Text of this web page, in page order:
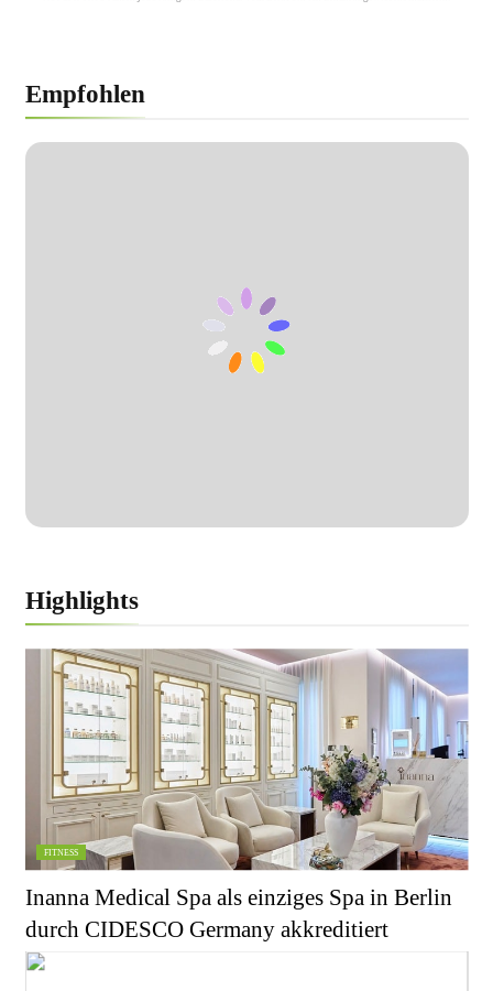
von Fußballern nachhaltig verändert
Empfohlen
Highlights
FITNESS
Inanna Medical Spa als einziges Spa in Berlin
durch CIDESCO Germany akkreditiert